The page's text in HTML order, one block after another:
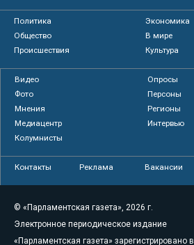
Политика
Экономика
Общество
В мире
Происшествия
Культура
Видео
Опросы
Фото
Персоны
Мнения
Регионы
Медиацентр
Интервью
Колумнисты
Контакты Реклама Вакансии
© «Парламентская газета», 2026 г.
Электронное периодическое издание
«Парламентская газета» зарегистрировано в